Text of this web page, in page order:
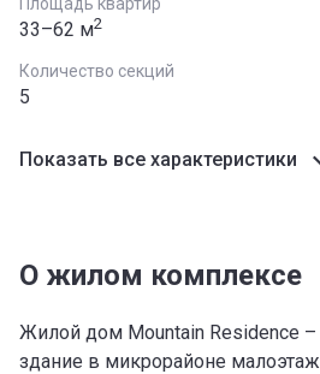
33–62 м2
Количество секций
5
Показать все характеристики
О жилом комплексе
Жилой дом Mountain Residence
здание в микрорайоне